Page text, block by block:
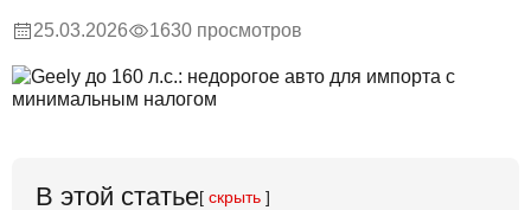
25.03.2026 1630 просмотров
В этой статье[ скрыть ]